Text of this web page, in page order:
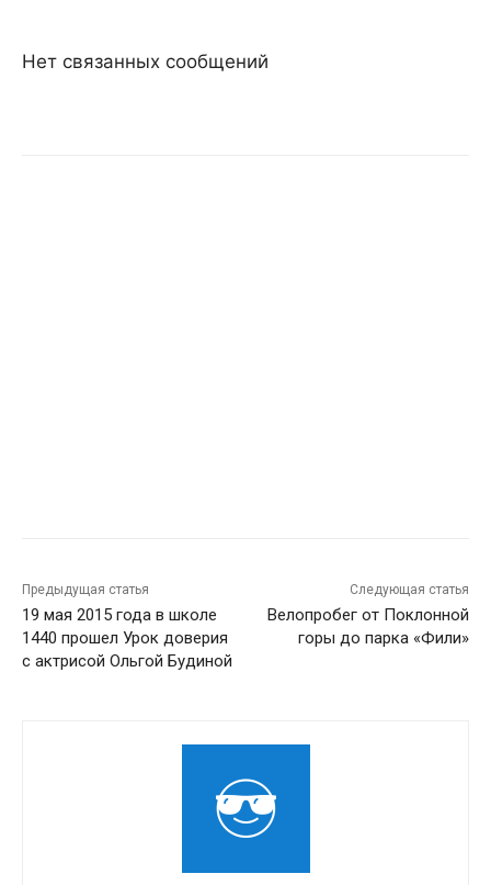
Нет связанных сообщений
Предыдущая статья
19 мая 2015 года в школе
1440 прошел Урок доверия
с актрисой Ольгой Будиной
Следующая статья
Велопробег от Поклонной
горы до парка «Фили»